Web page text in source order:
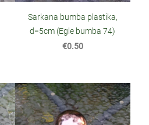
Sarkana bumba plastika,
d=5cm (Egle bumba 74)
€0.50